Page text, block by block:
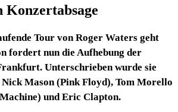
Konzertabsage
Tour von Roger Waters geht
fordert nun die Aufhebung der
Unterschrieben wurde sie
Mason (Pink Floyd), Tom Morello
und Eric Clapton.